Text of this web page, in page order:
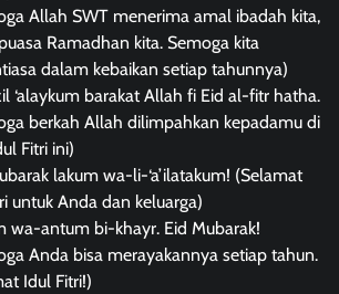
Allah SWT menerima amal ibadah kita,
Ramadhan kita. Semoga kita
dalam kebaikan setiap tahunnya)
‘alaykum barakat Allah fi Eid al-fitr hatha.
berkah Allah dilimpahkan kepadamu di
Fitri ini)
lakum wa-li-‘a’ilatakum! (Selamat
untuk Anda dan keluarga)
wa-antum bi-khayr. Eid Mubarak!
Anda bisa merayakannya setiap tahun.
Idul Fitri!)